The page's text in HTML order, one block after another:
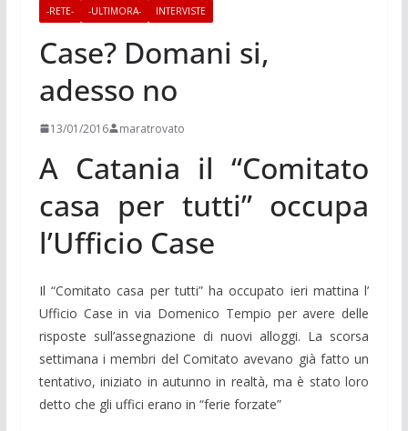
-RETE- -ULTIMORA- INTERVISTE
Case? Domani si,
adesso no
13/01/2016 maratrovato
A Catania il “Comitato
casa per tutti” occupa
l’Ufficio Case
Il “Comitato casa per tutti” ha occupato ieri mattina l’
Ufficio Case in via Domenico Tempio per avere delle
risposte sull’assegnazione di nuovi alloggi. La scorsa
settimana i membri del Comitato avevano già fatto un
tentativo, iniziato in autunno in realtà, ma è stato loro
detto che gli uffici erano in “ferie forzate”